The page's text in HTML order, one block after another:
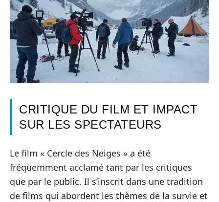
CRITIQUE DU FILM ET IMPACT
SUR LES SPECTATEURS
Le film « Cercle des Neiges » a été
fréquemment acclamé tant par les critiques
que par le public. Il s’inscrit dans une tradition
de films qui abordent les thèmes de la survie et